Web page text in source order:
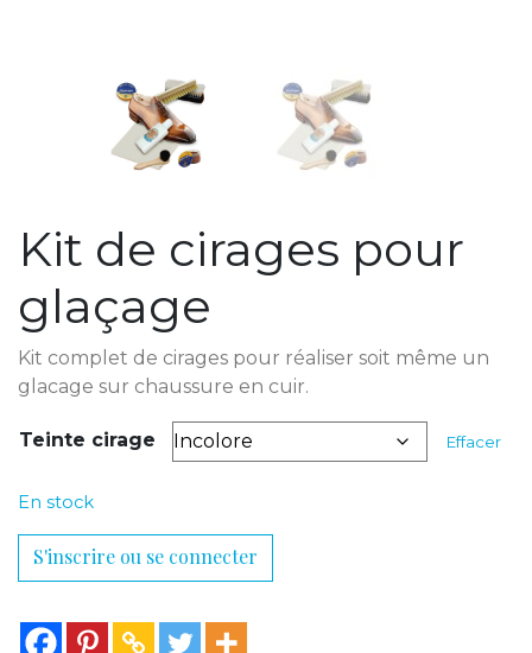
Kit de cirages pour
glaçage
Kit complet de cirages pour réaliser soit même un
glacage sur chaussure en cuir.
Teinte cirage Effacer
En stock
S'inscrire ou se connecter